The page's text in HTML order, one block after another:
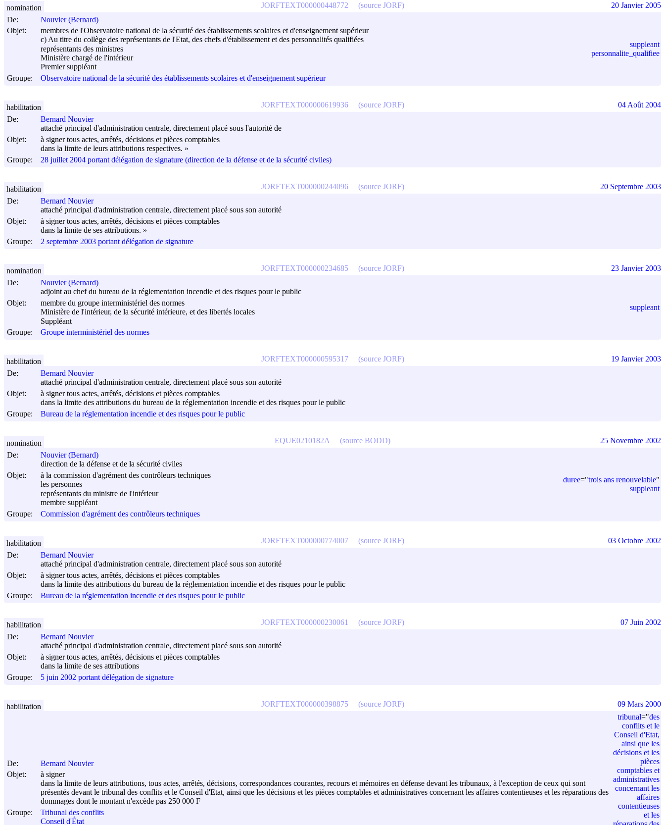
De:
Nouvier (Bernard)
Objet:
membres de l'Observatoire national de la sécurité des établissements scolaires et d'enseignement supérieur
c) Au titre du collège des représentants de l'Etat, des chefs d'établissement et des personnalités qualifiées
représentants des ministres
Ministère chargé de l'intérieur
Premier suppléant
Groupe:
Observatoire national de la sécurité des établissements scolaires et d'enseignement supérieur
suppleant
personnalite_qualifiee
JORFTEXT000000448772 (source JORF)
nomination 20 Janvier 2005
De:
Bernard Nouvier
attaché principal d'administration centrale, directement placé sous l'autorité de
Objet:
à signer tous actes, arrêtés, décisions et pièces comptables
dans la limite de leurs attributions respectives. »
Groupe:
28 juillet 2004 portant délégation de signature (direction de la défense et de la sécurité civiles)
JORFTEXT000000619936 (source JORF)
habilitation 04 Août 2004
De:
Bernard Nouvier
attaché principal d'administration centrale, directement placé sous son autorité
Objet:
à signer tous actes, arrêtés, décisions et pièces comptables
dans la limite de ses attributions. »
Groupe:
2 septembre 2003 portant délégation de signature
JORFTEXT000000244096 (source JORF)
habilitation 20 Septembre 2003
De:
Nouvier (Bernard)
adjoint au chef du bureau de la réglementation incendie et des risques pour le public
Objet:
membre du groupe interministériel des normes
Ministère de l'intérieur, de la sécurité intérieure, et des libertés locales
Suppléant
Groupe:
Groupe interministériel des normes
suppleant
JORFTEXT000000234685 (source JORF)
nomination 23 Janvier 2003
De:
Bernard Nouvier
attaché principal d'administration centrale, directement placé sous son autorité
Objet:
à signer tous actes, arrêtés, décisions et pièces comptables
dans la limite des attributions du bureau de la réglementation incendie et des risques pour le public
Groupe:
Bureau de la réglementation incendie et des risques pour le public
JORFTEXT000000595317 (source JORF)
habilitation 19 Janvier 2003
De:
Nouvier (Bernard)
direction de la défense et de la sécurité civiles
Objet:
à la commission d'agrément des contrôleurs techniques
les personnes
représentants du ministre de l'intérieur
membre suppléant
Groupe:
Commission d'agrément des contrôleurs techniques
duree="trois ans renouvelable"
suppleant
EQUE0210182A (source BODD)
nomination 25 Novembre 2002
De:
Bernard Nouvier
attaché principal d'administration centrale, directement placé sous son autorité
Objet:
à signer tous actes, arrêtés, décisions et pièces comptables
dans la limite des attributions du bureau de la réglementation incendie et des risques pour le public
Groupe:
Bureau de la réglementation incendie et des risques pour le public
JORFTEXT000000774007 (source JORF)
habilitation 03 Octobre 2002
De:
Bernard Nouvier
attaché principal d'administration centrale, directement placé sous son autorité
Objet:
à signer tous actes, arrêtés, décisions et pièces comptables
dans la limite de ses attributions
Groupe:
5 juin 2002 portant délégation de signature
JORFTEXT000000230061 (source JORF)
habilitation 07 Juin 2002
De:
Bernard Nouvier
Objet:
à signer
dans la limite de leurs attributions, tous actes, arrêtés, décisions, correspondances courantes, recours et mémoires en défense devant les tribunaux, à l'exception de ceux qui sont
présentés devant le tribunal des conflits et le Conseil d'Etat, ainsi que les décisions et les pièces comptables et administratives concernant les affaires contentieuses et les réparations des
dommages dont le montant n'excède pas 250 000 F
Groupe:
Tribunal des conflits
Conseil d'État
tribunal="des
conflits et le
Conseil d'Etat,
ainsi que les
décisions et les
pièces
comptables et
administratives
concernant les
affaires
contentieuses
et les
JORFTEXT000000398875 (source JORF)
habilitation 09 Mars 2000